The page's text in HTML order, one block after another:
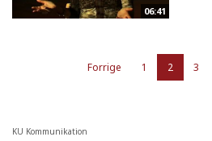
06:41
Forrige 1 2 3
KU Kommunikation